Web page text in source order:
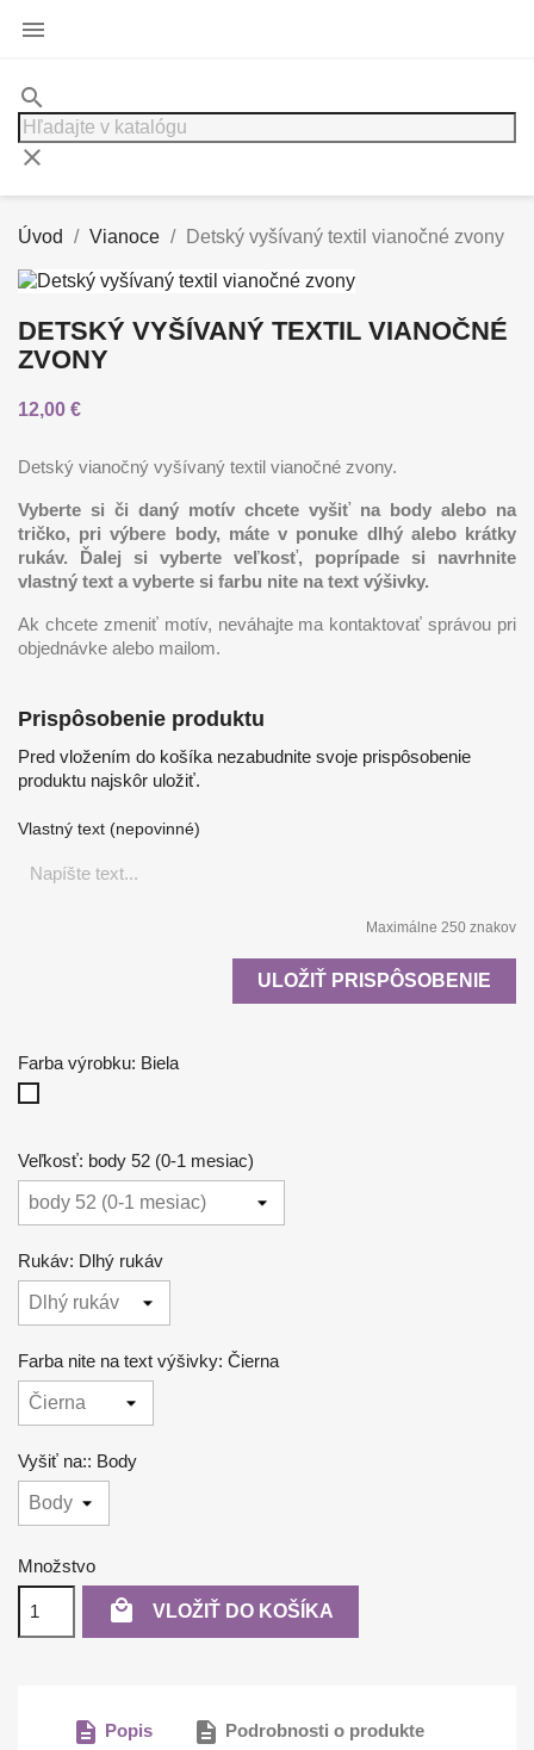

search
clear
Úvod Vianoce Detský vyšívaný textil vianočné zvony
DETSKÝ VYŠÍVANÝ TEXTIL VIANOČNÉ
ZVONY
12,00 €
Detský vianočný vyšívaný textil vianočné zvony.
Vyberte si či daný motív chcete vyšiť na body alebo na
tričko, pri výbere body, máte v ponuke dlhý alebo krátky
rukáv. Ďalej si vyberte veľkosť, poprípade si navrhnite
vlastný text a vyberte si farbu nite na text výšivky.
Ak chcete zmeniť motív, neváhajte ma kontaktovať správou pri
objednávke alebo mailom.
Prispôsobenie produktu
Pred vložením do košíka nezabudnite svoje prispôsobenie
produktu najskôr uložiť.
Vlastný text (nepovinné)
Maximálne 250 znakov
ULOŽIŤ PRISPÔSOBENIE
Farba výrobku: Biela
Veľkosť: body 52 (0-1 mesiac)
Rukáv: Dlhý rukáv
Farba nite na text výšivky: Čierna
Vyšiť na:: Body
Množstvo
 VLOŽIŤ DO KOŠÍKA
description Popis description Podrobnosti o produkte